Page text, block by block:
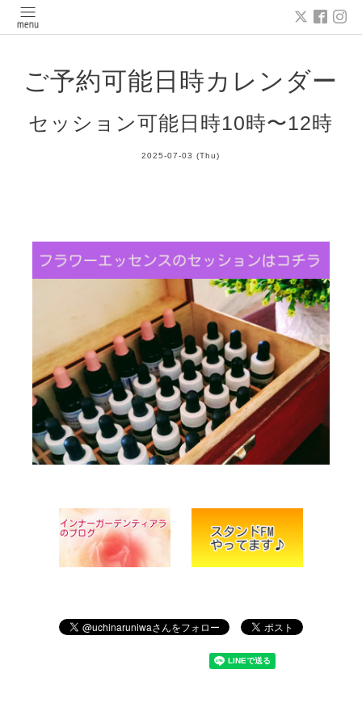
ご予約可能日時カレンダー
セッション可能日時10時〜12時
2025-07-03 (Thu)